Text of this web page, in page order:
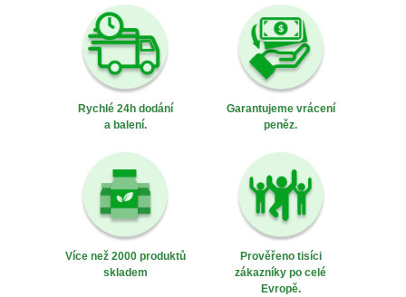
Rychlé 24h dodání
a balení.
Garantujeme vrácení
peněz.
Více než 2000 produktů
skladem
Prověřeno tisíci
zákazníky po celé
Evropě.